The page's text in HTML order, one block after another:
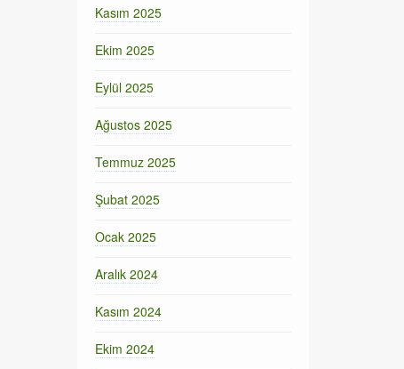
Kasım 2025
Ekim 2025
Eylül 2025
Ağustos 2025
Temmuz 2025
Şubat 2025
Ocak 2025
Aralık 2024
Kasım 2024
Ekim 2024